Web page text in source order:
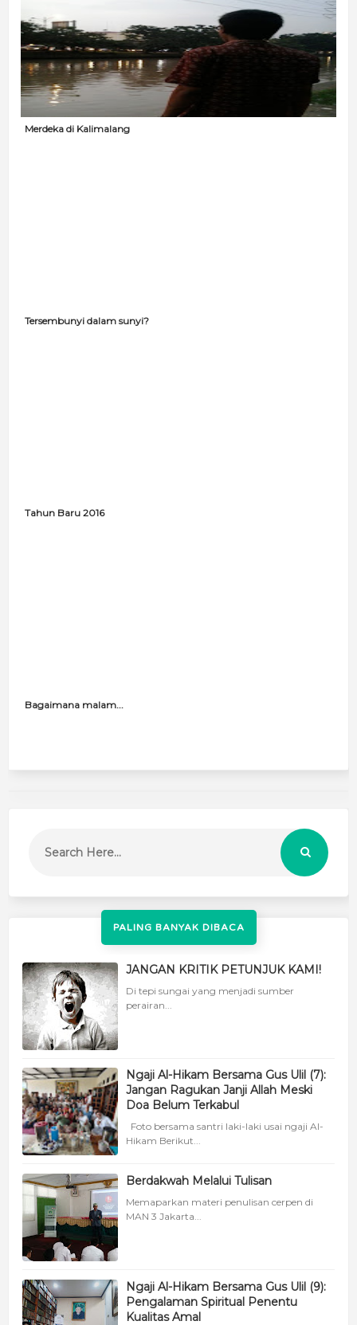
Merdeka di Kalimalang
Tersembunyi dalam sunyi?
Tahun Baru 2016
Bagaimana malam...
PALING BANYAK DIBACA
JANGAN KRITIK PETUNJUK KAMI!
Di tepi sungai yang menjadi sumber
perairan...
Ngaji Al-Hikam Bersama Gus Ulil (7):
Jangan Ragukan Janji Allah Meski
Doa Belum Terkabul
Foto bersama santri laki-laki usai ngaji Al-
Hikam Berikut...
Berdakwah Melalui Tulisan
Memaparkan materi penulisan cerpen di
MAN 3 Jakarta...
Ngaji Al-Hikam Bersama Gus Ulil (9):
Pengalaman Spiritual Penentu
Kualitas Amal